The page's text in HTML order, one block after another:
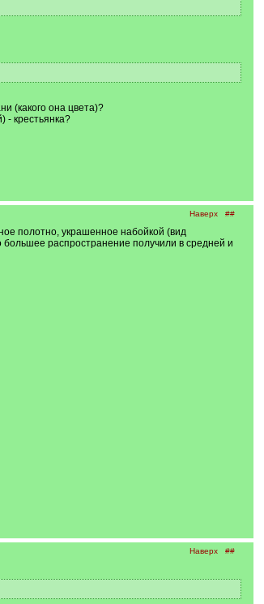
(какого она цвета)?
- крестьянка?
Наверх ##
полотно, украшенное набойкой (вид
распространение получили в средней и
Наверх ##